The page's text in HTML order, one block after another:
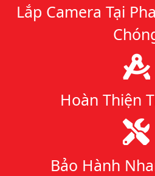
Lắp Camera Tại
Hoàn Thiện
Bảo Hành